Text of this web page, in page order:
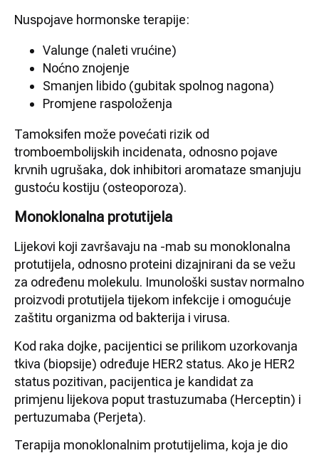
Nuspojave hormonske terapije:
Valunge (naleti vrućine)
Noćno znojenje
Smanjen libido (gubitak spolnog nagona)
Promjene raspoloženja
Tamoksifen može povećati rizik od
tromboembolijskih incidenata, odnosno pojave
krvnih ugrušaka, dok inhibitori aromataze smanjuju
gustoću kostiju (osteoporoza).
Monoklonalna protutijela
Lijekovi koji završavaju na -mab su monoklonalna
protutijela, odnosno proteini dizajnirani da se vežu
za određenu molekulu. Imunološki sustav normalno
proizvodi protutijela tijekom infekcije i omogućuje
zaštitu organizma od bakterija i virusa.
Kod raka dojke, pacijentici se prilikom uzorkovanja
tkiva (biopsije) određuje HER2 status. Ako je HER2
status pozitivan, pacijentica je kandidat za
primjenu lijekova poput trastuzumaba (Herceptin) i
pertuzumaba (Perjeta).
Terapija monoklonalnim protutijelima, koja je dio